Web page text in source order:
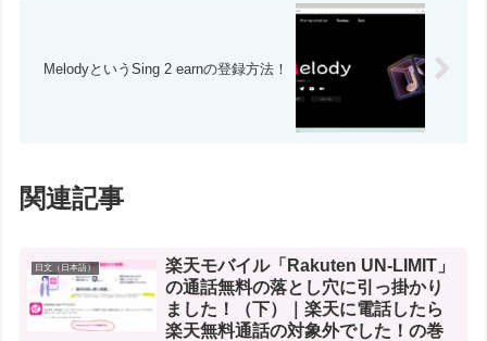
MelodyというSing 2 earnの登録方法！
関連記事
日文（日本語）
楽天モバイル「Rakuten UN-LIMIT」
の通話無料の落とし穴に引っ掛かり
ました！（下）｜楽天に電話したら
楽天無料通話の対象外でした！の巻